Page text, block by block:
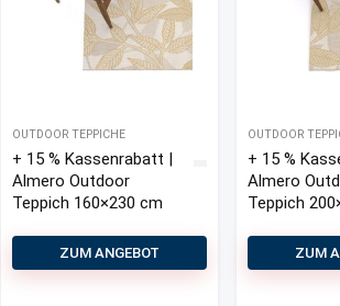
OUTDOOR TEPPICHE
+ 15 % Kassenrabatt |
Almero Outdoor
Teppich 160×230 cm
ZUM ANGEBOT
OUTDOOR
+ 15 %
Almero
Teppich
ZUM